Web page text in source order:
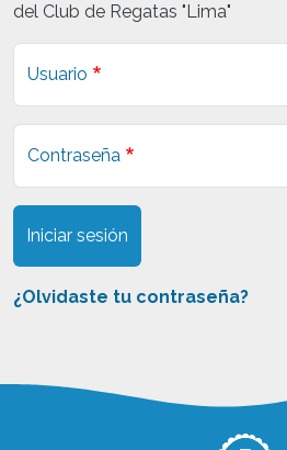
del Club de Regatas "Lima"
Usuario
Contraseña
Iniciar sesión
¿Olvidaste tu contraseña?